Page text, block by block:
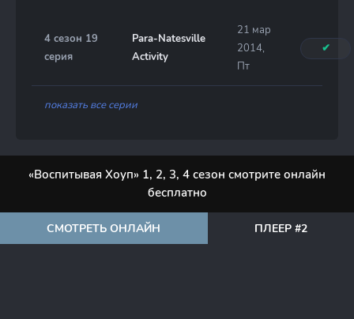
4 сезон 19
серия
Para-Natesville
Activity
21 мар
2014,
Пт
✔
показать все серии
«Воспитывая Хоуп» 1, 2, 3, 4 сезон смотрите онлайн
бесплатно
СМОТРЕТЬ ОНЛАЙН ПЛЕЕР #2